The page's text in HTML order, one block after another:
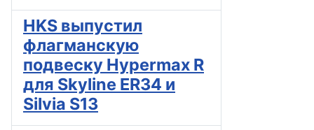
HKS выпустил
флагманскую
подвеску Hypermax R
для Skyline ER34 и
Silvia S13